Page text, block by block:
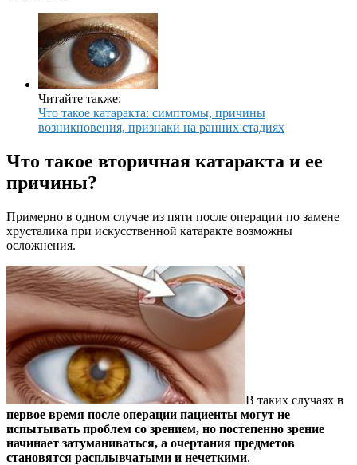
Читайте также:
Что такое катаракта: симптомы, причины
возникновения, признаки на ранних стадиях
Что такое вторичная катаракта и ее
причины?
Примерно в одном случае из пяти после операции по замене
хрусталика при искусственной катаракте возможны
осложнения.
В таких случаях в
первое время после операции пациенты могут не
испытывать проблем со зрением, но постепенно зрение
начинает затуманиваться, а очертания предметов
становятся расплывчатыми и нечеткими.